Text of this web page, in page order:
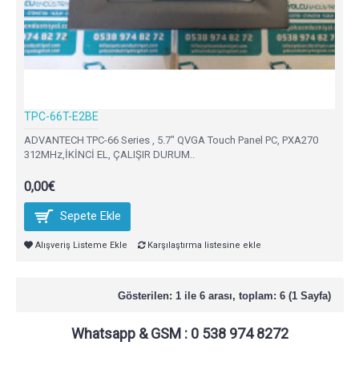
TPC-66T-E2BE
ADVANTECH TPC-66 Series , 5.7" QVGA Touch Panel PC, PXA270
312MHz,İKİNCİ EL, ÇALIŞIR DURUM..
0,00€
Sepete Ekle
Alışveriş Listeme Ekle Karşılaştırma listesine ekle
Gösterilen: 1 ile 6 arası, toplam: 6 (1 Sayfa)
Whatsapp & GSM : 0 538 974 8272